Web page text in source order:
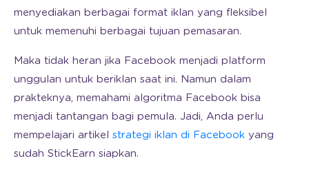
menyediakan berbagai format iklan yang fleksibel
untuk memenuhi berbagai tujuan pemasaran.
Maka tidak heran jika Facebook menjadi platform
unggulan untuk beriklan saat ini. Namun dalam
prakteknya, memahami algoritma Facebook bisa
menjadi tantangan bagi pemula. Jadi, Anda perlu
mempelajari artikel strategi iklan di Facebook yang
sudah StickEarn siapkan.